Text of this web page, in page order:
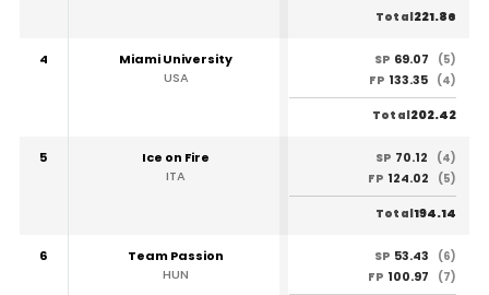
Total221.86
4
Miami University
USA
SP 69.07
(5)
FP 133.35 (4)
Total202.42
5
Ice on Fire
ITA
SP 70.12
(4)
FP 124.02 (5)
Total194.14
6
Team Passion
HUN
SP 53.43
(6)
FP 100.97 (7)